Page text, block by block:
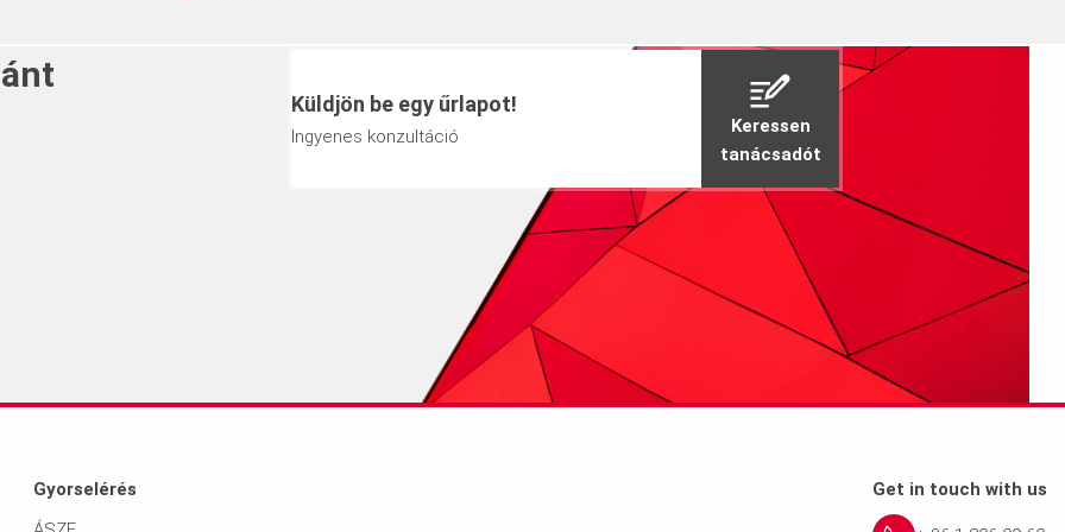
Küldjön be egy űrlapot!
Ingyenes konzultáció
Keressen
tanácsadót
Gyorselérés
Get in touch with us